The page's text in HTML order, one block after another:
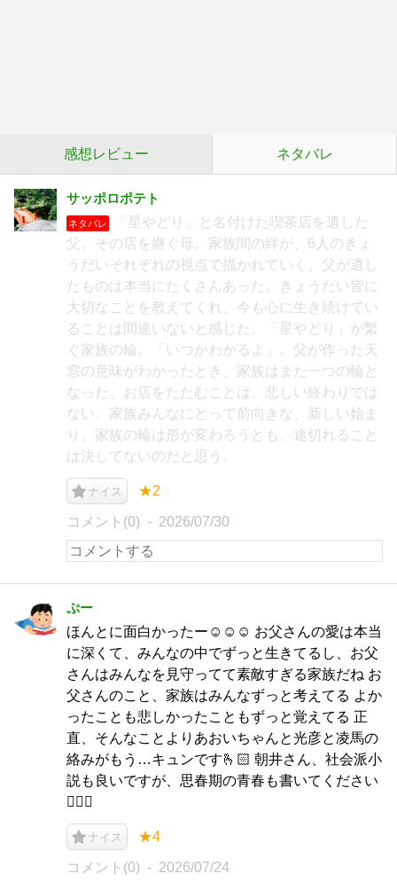
感想レビュー ネタバレ
サッポロポテト
ネタバレ
「星やどり」と名付けた喫茶店を遺した
父。その店を継ぐ母。家族間の絆が、6人のきょ
うだいそれぞれの視点で描かれていく。父が遺し
たものは本当にたくさんあった。きょうだい皆に
大切なことを教えてくれ、今も心に生き続けてい
ることは間違いないと感じた。「星やどり」が繋
ぐ家族の輪。「いつかわかるよ」。父が作った天
窓の意味がわかったとき、家族はまた一つの輪と
なった。お店をたたむことは、悲しい終わりでは
ない。家族みんなにとって前向きな、新しい始ま
り。家族の輪は形が変わろうとも、途切れること
は決してないのだと思う。
ナイス ★2
コメント(0) 2026/07/30
ぷー
ほんとに面白かったー☺️☺️☺️ お父さんの愛は本当
に深くて、みんなの中でずっと生きてるし、お父
さんはみんなを見守ってて素敵すぎる家族だね お
父さんのこと、家族はみんなずっと考えてる よか
ったことも悲しかったこともずっと覚えてる 正
直、そんなことよりあおいちゃんと光彦と凌馬の
絡みがもう…キュンです🫰🏻 朝井さん、社会派小
説も良いですが、思春期の青春も書いてください
🙇🏻‍♂️
ナイス ★4
コメント(0) 2026/07/24